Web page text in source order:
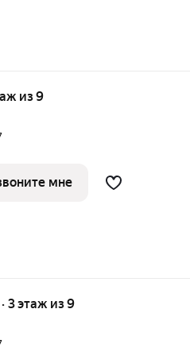
из 9
мне
3 этаж из 9